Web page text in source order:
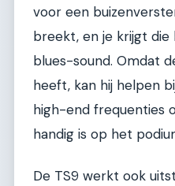
voor een
breekt, en je krijgt die
blues-sound. Omdat
heeft, kan hij helpen
high-end frequenties
handig is op het
De TS9 werkt ook